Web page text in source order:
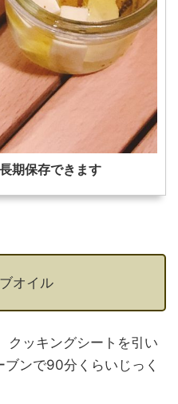
期保存できます
オイル
クッキングシートを引い
ンで90分くらいじっく